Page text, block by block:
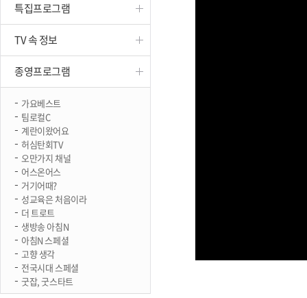
특집프로그램
TV 속 정보
종영프로그램
가요베스트
팀로컬C
계란이왔어요
허심탄회TV
오만가지 채널
어스온어스
거기어때?
성교육은 처음이라
더 트로트
생방송 아침N
아침N 스페셜
고향 생각
전국시대 스페셜
굿잡, 굿스타트